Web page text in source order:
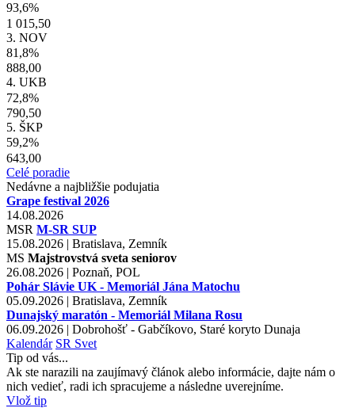
93,6%
1 015,50
3. NOV
81,8%
888,00
4. UKB
72,8%
790,50
5. ŠKP
59,2%
643,00
Celé poradie
Nedávne a najbližšie podujatia
Grape festival 2026
14.08.2026
MSR M-SR SUP
15.08.2026 | Bratislava, Zemník
MS Majstrovstvá sveta seniorov
26.08.2026 | Poznaň, POL
Pohár Slávie UK - Memoriál Jána Matochu
05.09.2026 | Bratislava, Zemník
Dunajský maratón - Memoriál Milana Rosu
06.09.2026 | Dobrohošť - Gabčíkovo, Staré koryto Dunaja
Kalendár SR Svet
Tip od vás...
Ak ste narazili na zaujímavý článok alebo informácie, dajte nám o
nich vedieť, radi ich spracujeme a následne uverejníme.
Vlož tip